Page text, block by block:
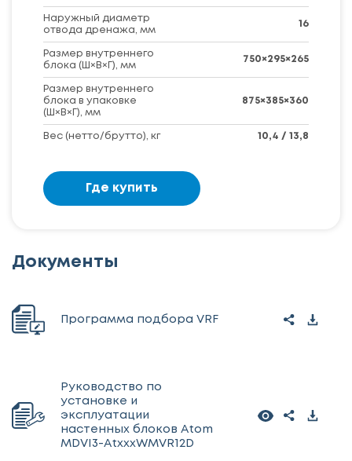
Наружный диаметр
отвода дренажа, мм
16
Размер внутреннего
блока (Ш×В×Г), мм
750×295×265
Размер внутреннего
блока в упаковке
(Ш×В×Г), мм
875×385×360
Вес (нетто/брутто), кг 10,4 / 13,8
Где купить
Документы
Программа подбора VRF
Руководство по
установке и
эксплуатации
настенных блоков Atom
MDVI3-AtxxxWMVR12D